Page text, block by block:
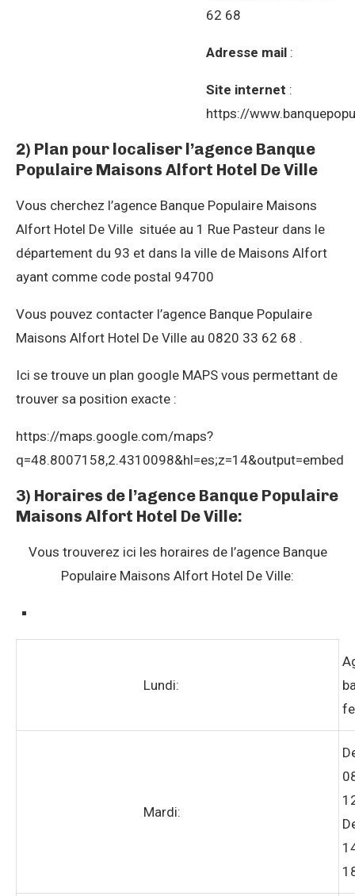
62 68
Adresse mail :
Site internet :
https://
2) Plan pour localiser l’agence Banque
Populaire Maisons Alfort Hotel De Ville
Vous cherchez l’agence Banque Populaire Maisons
Alfort Hotel De Ville située au 1 Rue Pasteur dans le
département du 93 et dans la ville de Maisons Alfort
ayant comme code postal 94700
Vous pouvez contacter l’agence Banque Populaire
Maisons Alfort Hotel De Ville au 0820 33 62 68 .
Ici se trouve un plan google MAPS vous permettant de
trouver sa position exacte :
https://maps.google.com/maps?
q=48.8007158,2.4310098&hl=es;z=14&output=embed
3) Horaires de l’agence Banque Populaire
Maisons Alfort Hotel De Ville:
Vous trouverez ici les horaires de l’agence Banque
Populaire Maisons Alfort Hotel De Ville:
Lundi:
Mardi: